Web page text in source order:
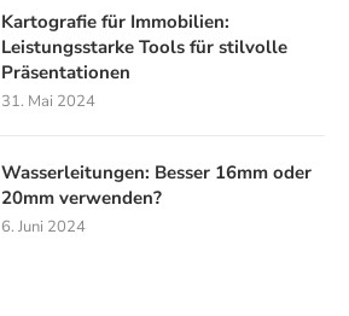
Kartografie für Immobilien:
Leistungsstarke Tools für stilvolle
Präsentationen
31. Mai 2024
Wasserleitungen: Besser 16mm oder
20mm verwenden?
6. Juni 2024